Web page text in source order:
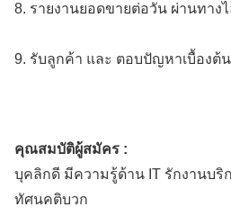
8. รายงานยอดขายต่อวัน ผ่านทาง
9. รับลูกค้า และ ตอบปัญหาเบื้องต้น
คุณสมบัติผู้สมัคร :
บุคลิกดี มีความรู้ด้าน IT รักงานบริ
ทัศนคติบวก